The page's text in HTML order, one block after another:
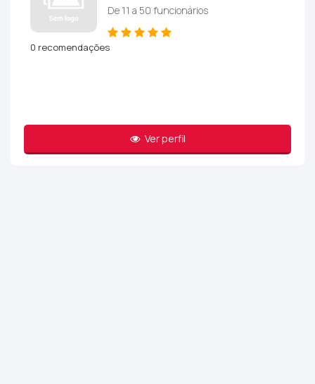
De 11 a 50 funcionários
0 recomendações
Ver perfil